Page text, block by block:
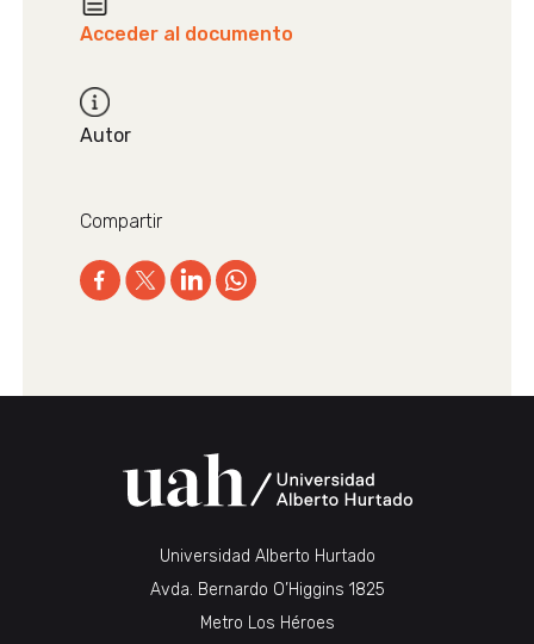
Acceder al documento
Autor
Compartir
Universidad Alberto Hurtado
Avda. Bernardo O’Higgins 1825
Metro Los Héroes